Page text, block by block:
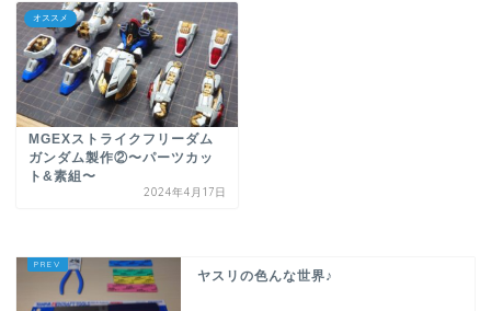
オススメ
MGEXストライクフリーダム
ガンダム製作②〜パーツカッ
ト&素組〜
2024年4月17日
ヤスリの色んな世界♪